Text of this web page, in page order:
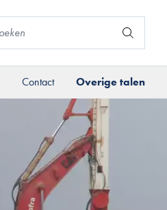
Contact Overige talen